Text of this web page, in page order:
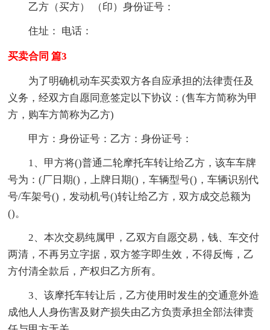
乙方（买方） （印）身份证号：
住址： 电话：
买卖合同 篇3
为了明确机动车买卖双方各自应承担的法律责任及
义务，经双方自愿同意签定以下协议：(售车方简称为甲
方，购车方简称为乙方)
甲方：身份证号：乙方：身份证号：
1、甲方将()普通二轮摩托车转让给乙方，该车车牌
号为：(厂日期()，上牌日期()，车辆型号()，车辆识别代
号/车架号()，发动机号()转让给乙方，双方成交总额为
()。
2、本次交易纯属甲，乙双方自愿交易，钱、车交付
两清，不再另立字据，双方签字即生效，不得反悔，乙
方付清全款后，产权归乙方所有。
3、该摩托车转让后，乙方使用时发生的交通意外造
成他人人身伤害及财产损失由乙方负责承担全部法律责